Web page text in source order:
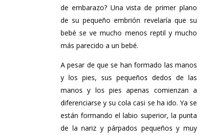
de embarazo? Una vista de primer plano
de su pequeño embrión revelaría que su
bebé se ve mucho menos reptil y mucho
más parecido a un bebé.
A pesar de que se han formado las manos
y los pies, sus pequeños dedos de las
manos y los pies apenas comienzan a
diferenciarse y su cola casi se ha ido. Ya se
están formando el labio superior, la punta
de la nariz y párpados pequeños y muy